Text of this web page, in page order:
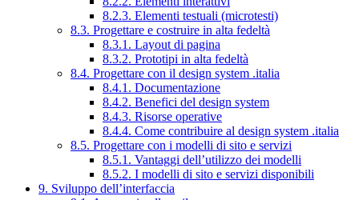
8.2.3. Elementi testuali (microtesti)
8.3. Progettare e costruire in alta fedeltà
8.3.1. Layout di pagina
8.3.2. Prototipi in alta fedeltà
8.4. Progettare con il design system .italia
8.4.1. Documentazione
8.4.2. Benefici del design system
8.4.3. Risorse operative
8.4.4. Come contribuire al design system .italia
8.5. Progettare con i modelli di sito e servizi
8.5.1. Vantaggi dell’utilizzo dei modelli
8.5.2. I modelli di sito e servizi disponibili
9. Sviluppo dell’interfaccia